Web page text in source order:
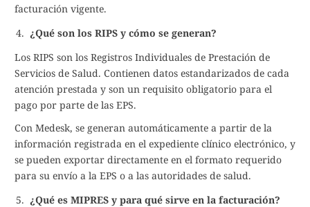
facturación vigente.
¿Qué son los RIPS y cómo se generan?
Los RIPS son los Registros Individuales de Prestación de
Servicios de Salud. Contienen datos estandarizados de cada
atención prestada y son un requisito obligatorio para el
pago por parte de las EPS.
Con Medesk, se generan automáticamente a partir de la
información registrada en el expediente clínico electrónico, y
se pueden exportar directamente en el formato requerido
para su envío a la EPS o a las autoridades de salud.
¿Qué es MIPRES y para qué sirve en la facturación?